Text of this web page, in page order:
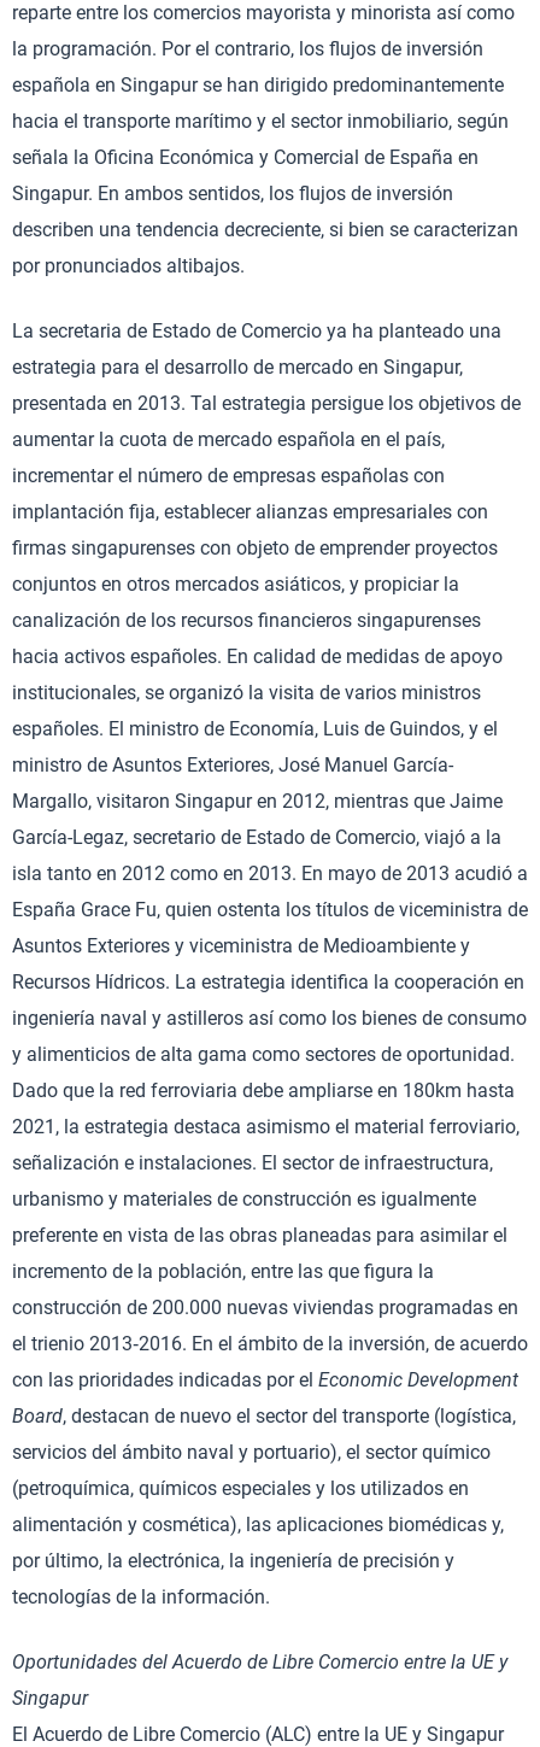
reparte entre los comercios mayorista y minorista así como
la programación. Por el contrario, los flujos de inversión
española en Singapur se han dirigido predominantemente
hacia el transporte marítimo y el sector inmobiliario, según
señala la Oficina Económica y Comercial de España en
Singapur. En ambos sentidos, los flujos de inversión
describen una tendencia decreciente, si bien se caracterizan
por pronunciados altibajos.
La secretaria de Estado de Comercio ya ha planteado una
estrategia para el desarrollo de mercado en Singapur,
presentada en 2013. Tal estrategia persigue los objetivos de
aumentar la cuota de mercado española en el país,
incrementar el número de empresas españolas con
implantación fija, establecer alianzas empresariales con
firmas singapurenses con objeto de emprender proyectos
conjuntos en otros mercados asiáticos, y propiciar la
canalización de los recursos financieros singapurenses
hacia activos españoles. En calidad de medidas de apoyo
institucionales, se organizó la visita de varios ministros
españoles. El ministro de Economía, Luis de Guindos, y el
ministro de Asuntos Exteriores, José Manuel García-
Margallo, visitaron Singapur en 2012, mientras que Jaime
García-Legaz, secretario de Estado de Comercio, viajó a la
isla tanto en 2012 como en 2013. En mayo de 2013 acudió a
España Grace Fu, quien ostenta los títulos de viceministra de
Asuntos Exteriores y viceministra de Medioambiente y
Recursos Hídricos. La estrategia identifica la cooperación en
ingeniería naval y astilleros así como los bienes de consumo
y alimenticios de alta gama como sectores de oportunidad.
Dado que la red ferroviaria debe ampliarse en 180km hasta
2021, la estrategia destaca asimismo el material ferroviario,
señalización e instalaciones. El sector de infraestructura,
urbanismo y materiales de construcción es igualmente
preferente en vista de las obras planeadas para asimilar el
incremento de la población, entre las que figura la
construcción de 200.000 nuevas viviendas programadas en
el trienio 2013‐2016. En el ámbito de la inversión, de acuerdo
con las prioridades indicadas por el Economic Development
Board, destacan de nuevo el sector del transporte (logística,
servicios del ámbito naval y portuario), el sector químico
(petroquímica, químicos especiales y los utilizados en
alimentación y cosmética), las aplicaciones biomédicas y,
por último, la electrónica, la ingeniería de precisión y
tecnologías de la información.
Oportunidades del Acuerdo de Libre Comercio entre la UE y
Singapur
El Acuerdo de Libre Comercio (ALC) entre la UE y Singapur